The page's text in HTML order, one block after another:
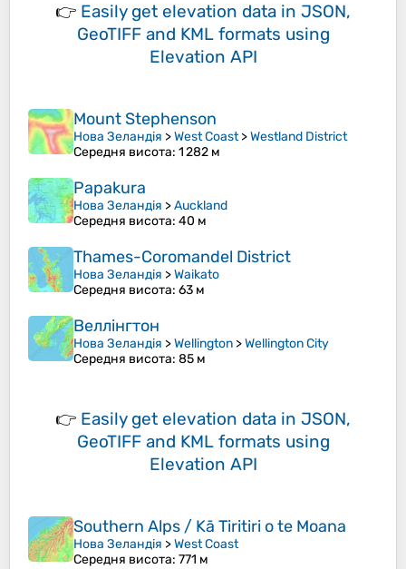
👉 Easily get elevation data in JSON,
GeoTIFF and KML formats using
Elevation API
Mount Stephenson
Нова Зеландія >West Coast>Westland District
Середня висота: 1 282 м
Papakura
Нова Зеландія >Auckland
Середня висота: 40 м
Thames-Coromandel District
Нова Зеландія >Waikato
Середня висота: 63 м
Веллінгтон
Нова Зеландія >Wellington >Wellington City
Середня висота: 85 м
👉 Easily get elevation data in JSON,
GeoTIFF and KML formats using
Elevation API
Southern Alps / Kā Tiritiri o te Moana
Нова Зеландія >West Coast
Середня висота: 771 м